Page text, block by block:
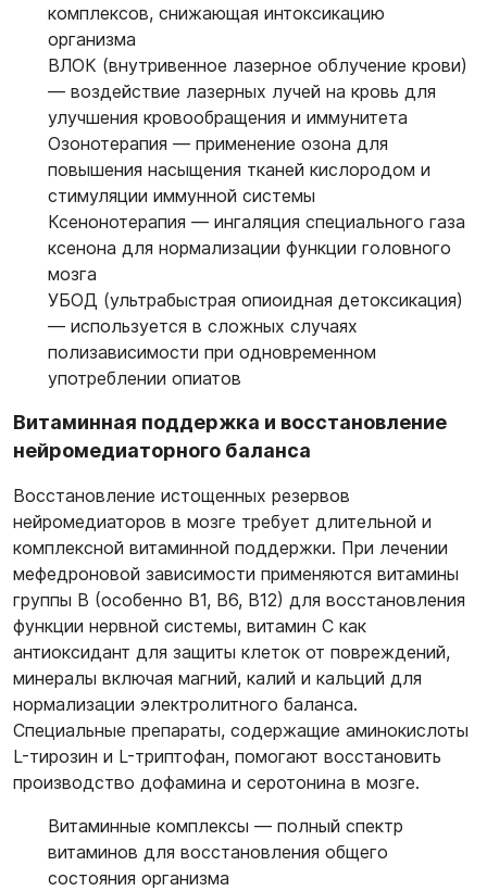
комплексов, снижающая интоксикацию
организма
ВЛОК (внутривенное лазерное облучение крови)
— воздействие лазерных лучей на кровь для
улучшения кровообращения и иммунитета
Озонотерапия — применение озона для
повышения насыщения тканей кислородом и
стимуляции иммунной системы
Ксенонотерапия — ингаляция специального газа
ксенона для нормализации функции головного
мозга
УБОД (ультрабыстрая опиоидная детоксикация)
— используется в сложных случаях
полизависимости при одновременном
употреблении опиатов
Витаминная поддержка и восстановление
нейромедиаторного баланса
Восстановление истощенных резервов
нейромедиаторов в мозге требует длительной и
комплексной витаминной поддержки. При лечении
мефедроновой зависимости применяются витамины
группы B (особенно B1, B6, B12) для восстановления
функции нервной системы, витамин C как
антиоксидант для защиты клеток от повреждений,
минералы включая магний, калий и кальций для
нормализации электролитного баланса.
Специальные препараты, содержащие аминокислоты
L-тирозин и L-триптофан, помогают восстановить
производство дофамина и серотонина в мозге.
Витаминные комплексы — полный спектр
витаминов для восстановления общего
состояния организма